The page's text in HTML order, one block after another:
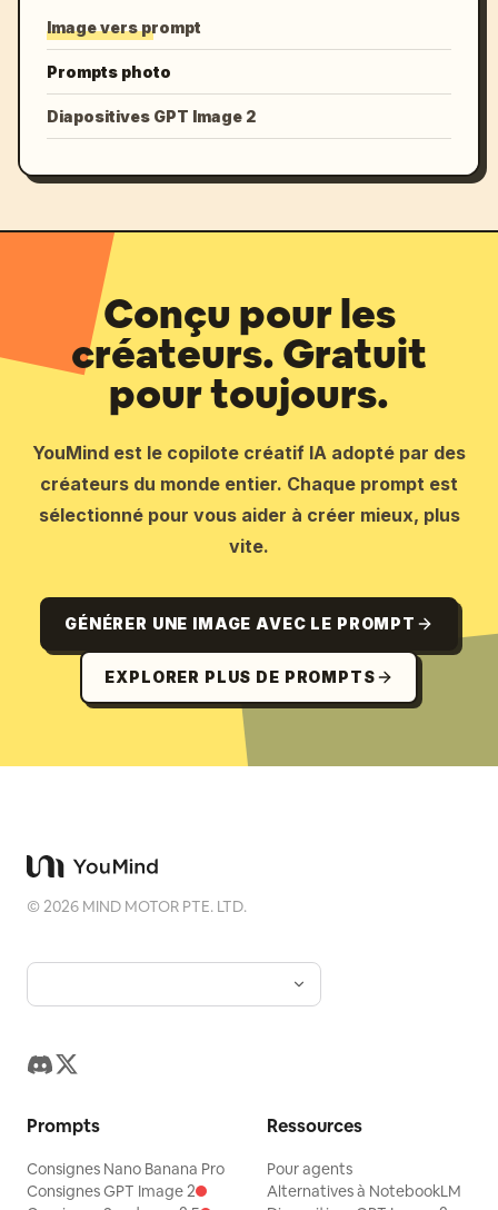
Image vers prompt
Prompts photo
Diapositives GPT Image 2
Conçu pour les
créateurs. Gratuit
pour toujours.
YouMind est le copilote créatif IA adopté par des
créateurs du monde entier. Chaque prompt est
sélectionné pour vous aider à créer mieux, plus
vite.
GÉNÉRER UNE IMAGE AVEC LE PROMPT
EXPLORER PLUS DE PROMPTS
©2026 MIND MOTOR PTE. LTD.
Prompts
Consignes Nano Banana Pro
Consignes GPT Image 2
Ressources
Pour agents
Alternatives à NotebookLM